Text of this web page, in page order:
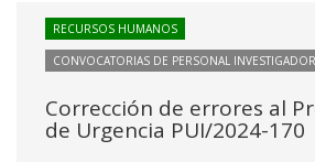
RECURSOS HUMANOS
CONVOCATORIAS DE PERSONAL INVESTIGADOR
Corrección de errores al
de Urgencia PUI/2024-170